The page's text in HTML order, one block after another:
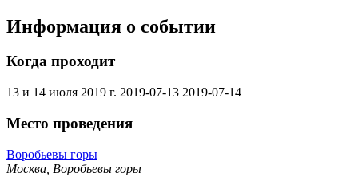
Информация о событии
Когда проходит
13 и 14 июля 2019 г. 2019-07-13 2019-07-14
Место проведения
Воробьевы горы
Москва, Воробьевы горы